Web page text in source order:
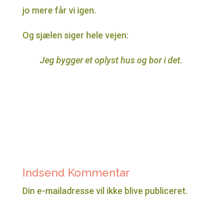
jo mere får vi igen.
Og sjælen siger hele vejen:
Jeg bygger et oplyst hus og bor i det.
Indsend Kommentar
Din e-mailadresse vil ikke blive publiceret.